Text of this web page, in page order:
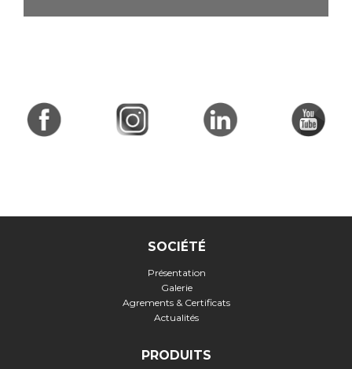
SOCIÉTÉ
Présentation
Galerie
Agrements & Certificats
Actualités
PRODUITS